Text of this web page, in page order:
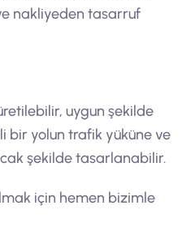
nakliyeden tasarruf
uygun şekilde
bir yolun trafik yüküne ve
şekilde tasarlanabilir.
için hemen bizimle